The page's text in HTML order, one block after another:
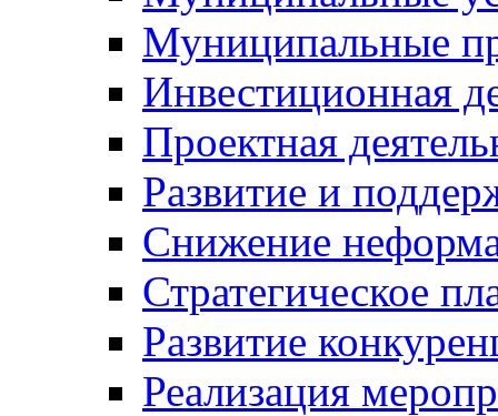
Муниципальные
Инвестиционная
Проектная
Развитие и
Снижение
Стратегическое
Развитие
Реализация